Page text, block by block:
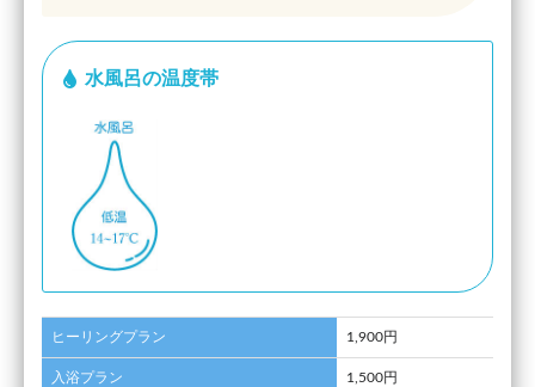
水風呂の温度帯
ヒーリングプラン 1,900円
入浴プラン 1,500円